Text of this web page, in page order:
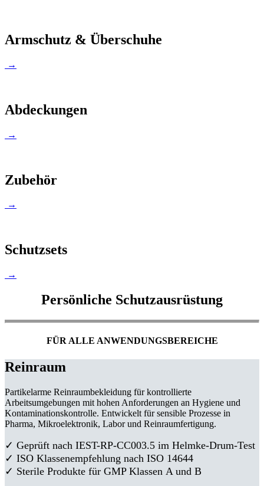
Armschutz & Überschuhe
→
Abdeckungen
→
Zubehör
→
Schutzsets
→
Persönliche Schutzausrüstung
FÜR ALLE ANWENDUNGSBEREICHE
Reinraum
Partikelarme Reinraumbekleidung für kontrollierte
Arbeitsumgebungen mit hohen Anforderungen an Hygiene und
Kontaminationskontrolle. Entwickelt für sensible Prozesse in
Pharma, Mikroelektronik, Labor und Reinraumfertigung.
✓ Geprüft nach IEST-RP-CC003.5 im Helmke-Drum-Test
✓ ISO Klassenempfehlung nach ISO 14644
✓ Sterile Produkte für GMP Klassen A und B